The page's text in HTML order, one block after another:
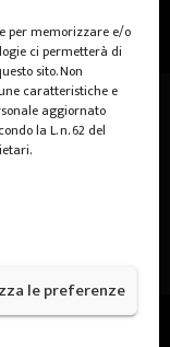
per memorizzare e/o
ci permetterà di
sito. Non
caratteristiche e
aggiornato
la L. n. 62 del
le preferenze